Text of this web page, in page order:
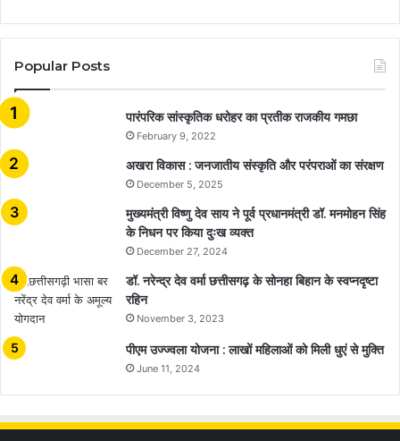
Popular Posts
​​​​​​​पारंपरिक सांस्कृतिक धरोहर का प्रतीक राजकीय गमछा
February 9, 2022
अखरा विकास : जनजातीय संस्कृति और परंपराओं का संरक्षण
December 5, 2025
मुख्यमंत्री विष्णु देव साय ने पूर्व प्रधानमंत्री डॉ. मनमोहन सिंह
के निधन पर किया दुःख व्यक्त
December 27, 2024
डॉ. नरेन्द्र देव वर्मा छत्तीसगढ़ के सोनहा बिहान के स्वप्नदृष्टा
रहिन
November 3, 2023
पीएम उज्ज्वला योजना : लाखों महिलाओं को मिली धुएं से मुक्ति
June 11, 2024